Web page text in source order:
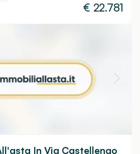
€ 22.781
In Via Castellengo